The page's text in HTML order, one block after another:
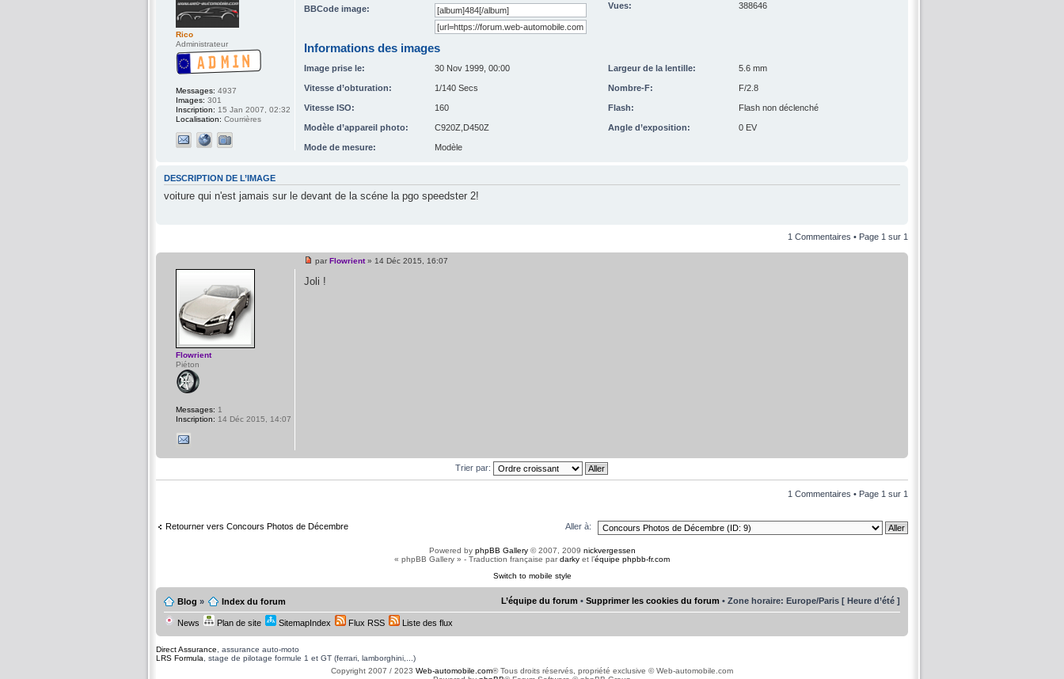
Vues: 388646
BBCode image:
Informations des images
Image prise le: 30 Nov 1999, 00:00 Largeur de la lentille: 5.6 mm
Vitesse d’obturation: 1/140 Secs Nombre-F: F/2.8
Vitesse ISO: 160 Flash: Flash non déclenché
Modèle d’appareil photo: C920Z,D450Z Angle d’exposition: 0 EV
Mode de mesure: Modèle
Rico
Administrateur
Messages: 4937
Images: 301
Inscription: 15 Jan 2007, 02:32
Localisation: Courrières
DESCRIPTION DE L’IMAGE
voiture qui n'est jamais sur le devant de la scéne la pgo speedster 2!
1 Commentaires • Page 1 sur 1
par Flowrient» 14 Déc 2015, 16:07
Joli !
Flowrient
Piéton
Messages: 1
Inscription: 14 Déc 2015, 14:07
Trier par:
1 Commentaires • Page 1 sur 1
Retourner vers Concours Photos de Décembre Aller à:
Powered by phpBB Gallery© 2007, 2009 nickvergessen
« phpBB Gallery » - Traduction française pardarky et l’équipe phpbb-fr.com
Switch to mobile style
Blog » Index du forum L’équipe du forum • Supprimer les cookies du forum • Zone horaire: Europe/Paris [ Heure d’été ]
News Plan de site SitemapIndex Flux RSS Liste des flux
Direct Assurance , assurance auto-moto
LRS Formula , stage de pilotage formule 1 et GT (ferrari, lamborghini,...)
Copyright 2007 / 2023 Web-automobile.com® Tous droits réservés, propriété exclusive © Web-automobile.com